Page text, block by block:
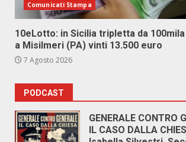
Comunicati Stampa
10eLotto: in Sicilia tripletta da
a Misilmeri (PA) vinti 13.500 euro
7 Agosto 2026
PODCAST
GENERALE CONTRO
IL CASO DALLA